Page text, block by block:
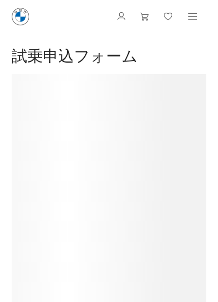
試乗申込フォーム